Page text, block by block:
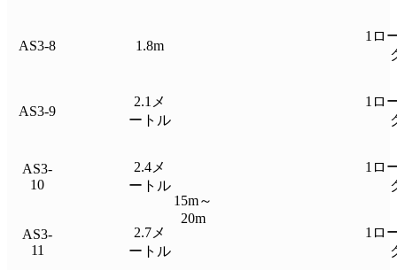
AS3-8 1.8m
1ロ
AS3-9
2.1メ
ートル
15m～
20m
1ロ
AS3-
10
2.4メ
ートル
1ロ
AS3-
11
2.7メ
ートル
1ロ